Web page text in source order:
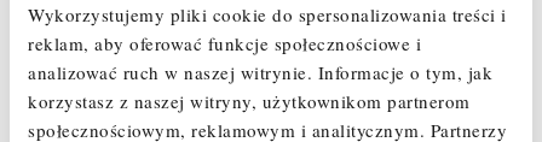
Wykorzystujemy pliki cookie do spersonalizowania treści i
reklam, aby oferować funkcje społecznościowe i
analizować ruch w naszej witrynie. Informacje o tym, jak
korzystasz z naszej witryny, użytkownikom partnerom
społecznościowym, reklamowym i analitycznym. Partnerzy
RUSZTOWANIE MONTAŻOWE FARAONE AK
400 (WYS.ROB 5 M)